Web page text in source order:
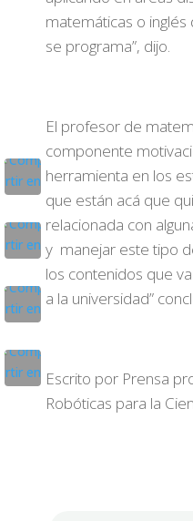
matemáticas o
se programa”, dijo.
El profesor de
componente
herramienta en los
que están acá que
relacionada con
y manejar este tipo
los contenidos que
a la universidad”
Escrito por Prensa
Robóticas para la